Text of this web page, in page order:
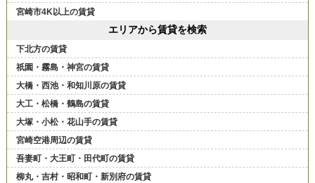
宮崎市4K以上の賃貸
エリアから賃貸を検索
下北方の賃貸
祇園・霧島・神宮の賃貸
大橋・西池・和知川原の賃貸
大工・松橋・鶴島の賃貸
大塚・小松・花山手の賃貸
宮崎空港周辺の賃貸
吾妻町・大王町・田代町の賃貸
柳丸・吉村・昭和町・新別府の賃貸